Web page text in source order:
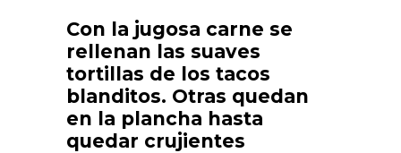
Con la jugosa carne se
rellenan las suaves
tortillas de los tacos
blanditos. Otras quedan
en la plancha hasta
quedar crujientes